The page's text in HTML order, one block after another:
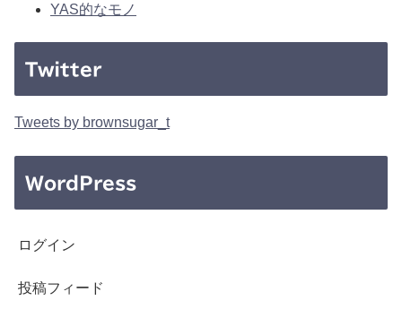
YAS的なモノ
Twitter
Tweets by brownsugar_t
WordPress
ログイン
投稿フィード